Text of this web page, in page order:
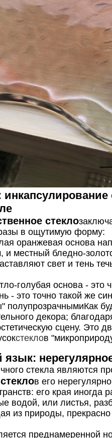
стекло
в ощутимую форму:
оранжевая основа
местный бледно-
свет и тень
голубая основа - это
- это точно такой же
полупрозрачнымиКак
декора;
сцену. Это
стеклов
стекла являются
в его
его края иногда
водой, или листья,
из природы,
преднамеренной